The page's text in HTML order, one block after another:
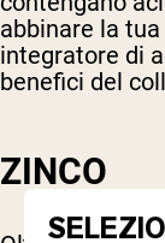
abbinare la
integratore di
benefici del
ZINCO